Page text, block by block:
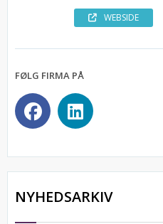
WEBSIDE
FØLG FIRMA PÅ
NYHEDSARKIV